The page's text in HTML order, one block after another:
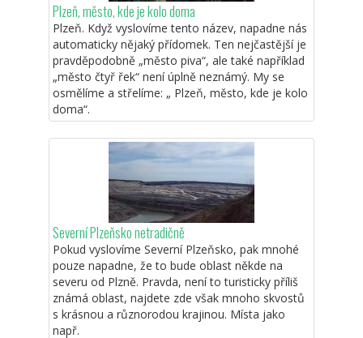
Plzeň, město, kde je kolo doma
Plzeň. Když vyslovíme tento název, napadne nás
automaticky nějaký přídomek. Ten nejčastější je
pravděpodobně „město piva“, ale také například
„město čtyř řek“ není úplně neznámý. My se
osmělíme a střelíme: „ Plzeň, město, kde je kolo
doma“.
Severní Plzeňsko netradičně
Pokud vyslovíme Severní Plzeňsko, pak mnohé
pouze napadne, že to bude oblast někde na
severu od Plzně. Pravda, není to turisticky příliš
známá oblast, najdete zde však mnoho skvostů
s krásnou a různorodou krajinou. Místa jako
např.